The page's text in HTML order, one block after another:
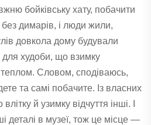
бойківську хату, побачити
без димарів, і люди жили,
довкола дому будували
худоби, що взимку
теплом. Словом, сподіваюсь,
та самі побачите. Із власних
й узимку відчуття інші. І
деталі в музеї, тож це місце —